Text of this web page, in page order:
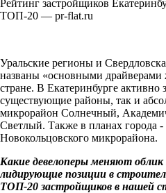
Рейтинг застройщиков
ТОП-20 — pr-flat.ru
Уральские регионы и
названы «основными драйверами
стране. В Екатеринбурге активно
существующие районы, так и
микрорайон Солнечный,
Светлый. Также в планах города -
Новокольцовского микрорайона.
Какие девелоперы меняют
лидирующие позиции в
ТОП-20 застройщиков в нашей